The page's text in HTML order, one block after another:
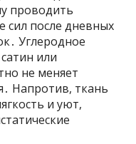
проводить
сил после дневных
Углеродное
или
не меняет
Напротив, ткань
и уют,